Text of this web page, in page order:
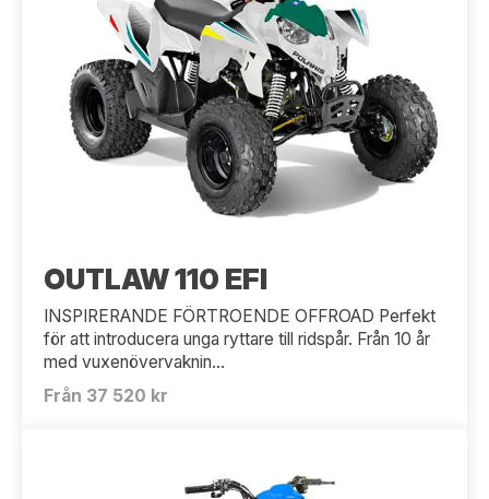
OUTLAW 110 EFI
INSPIRERANDE FÖRTROENDE OFFROAD Perfekt
för att introducera unga ryttare till ridspår. Från 10 år
med vuxenövervaknin...
Från 37 520 kr